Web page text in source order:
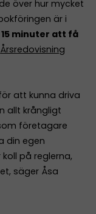
över hur mycket
är i
minuter att få
Årsredovisning
att kunna driva
allt krångligt
företagare
din egen
på reglerna,
säger Åsa